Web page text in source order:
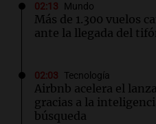
02:13 Mundo
Más de 1.300 vuelos
ante la llegada del
02:03 Tecnología
Airbnb acelera el
gracias a la
búsqueda